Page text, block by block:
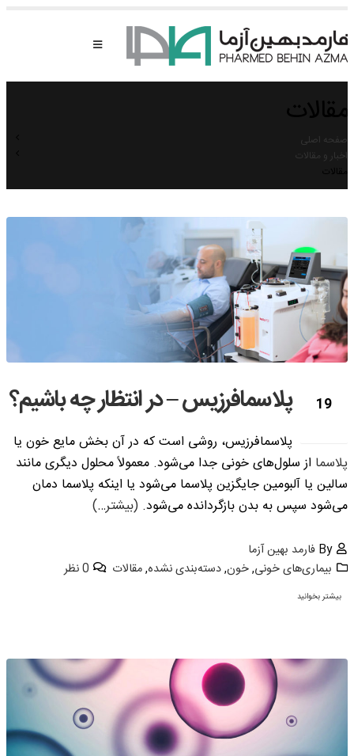
صفحه اصلی
اخبار و مقالات
19 پلاسمافرزیس – در انتظار چه باشیم؟
پلاسمافرزیس، روشی است که در آن بخش مایع خون یا
پلاسما از سلول‌های خونی جدا می‌شود. معمولاً محلول دیگری مانند
سالین یا آلبومین جایگزین پلاسما می‌شود یا اینکه پلاسما دمان
می‌شود سپس به بدن بازگردانده می‌شود. (بیشتر…)
By فارمد بهین آزما
بیماری‌های خونی,خون,دسته‌بندی نشده,مقالات 0 نظر
بیشتر بخوانید